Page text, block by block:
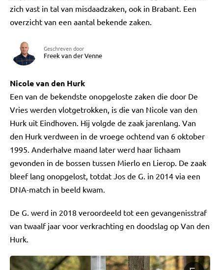
zich vast in tal van misdaadzaken, ook in Brabant. Een
overzicht van een aantal bekende zaken.
Geschreven door
Freek van der Venne
Nicole van den Hurk
Een van de bekendste onopgeloste zaken die door De
Vries werden vlotgetrokken, is die van Nicole van den
Hurk uit Eindhoven. Hij volgde de zaak jarenlang. Van
den Hurk verdween in de vroege ochtend van 6 oktober
1995. Anderhalve maand later werd haar lichaam
gevonden in de bossen tussen Mierlo en Lierop. De zaak
bleef lang onopgelost, totdat Jos de G. in 2014 via een
DNA-match in beeld kwam.
De G. werd in 2018 veroordeeld tot een gevangenisstraf
van twaalf jaar voor verkrachting en doodslag op Van den
Hurk.